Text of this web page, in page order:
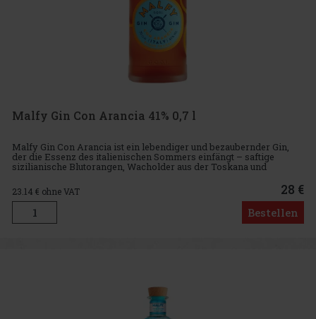
Malfy Gin Con Arancia 41% 0,7 l
Malfy Gin Con Arancia ist ein lebendiger und bezaubernder Gin,
der die Essenz des italienischen Sommers einfängt – saftige
sizilianische Blutorangen, Wacholder aus der Toskana und
Alpenquellwasser. Das Ergebnis ist ein reichhaltiger,
harmonischer und
23.14 € ohne VAT 28 €
Bestellen